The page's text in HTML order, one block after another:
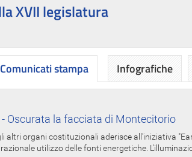
XVII legislatura
Comunicati stampa
Oscurata la facciata di Montecitorio
altri organi costituzionali aderisce all'iniziativa
utilizzo delle fonti energetiche.
Infografiche